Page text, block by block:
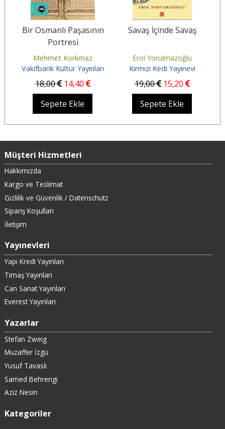
Bir Osmanlı Paşasının
Portresi
Mehmet Korkmaz
Vakıfbank Kültür Yayınları
18,00 14,40
Sepete Ekle
Savaş İçinde Savaş
Erol Yorulmazoğlu
Kırmızı Kedi Yayınevi
19,00 15,20
Sepete Ekle
Müşteri Hizmetleri
Hakkımızda
Kargo ve Teslimat
Gizlilik ve Güvenlik / Datenschutz
Sipariş Koşulları
İletişim
Yayınevleri
Yapı Kredi Yayınları
Timaş Yayınları
Can Sanat Yayınları
Everest Yayınları
Yazarlar
Stefan Zweig
Muzaffer İzgü
Yusuf Tavaslı
Samed Behrengi
Aziz Nesin
Kategoriler